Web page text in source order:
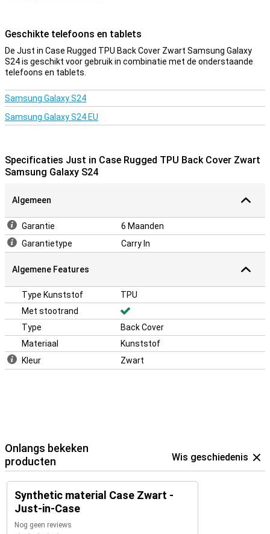
stootrand!
Een stevig hoesje voor een goede prijs
Doordat het hoesje van kunststof gemaakt is, biedt dit optimale
hoesjes vaak niet zo duur zijn als andere hoesjes.
Geschikte telefoons en tablets
De Just in Case Rugged TPU Back Cover Zwart Samsung Galaxy
S24 is geschikt voor gebruik in combinatie met de onderstaande
telefoons en tablets.
Samsung Galaxy S24
Samsung Galaxy S24 EU
Specificaties Just in Case Rugged TPU Back Cover Zwart
Samsung Galaxy S24
Algemeen
Garantie
6 Maanden
Garantietype
Carry In
Algemene Features
Type Kunststof
TPU
Met stootrand
Type
Back Cover
Materiaal
Kunststof
Kleur
Zwart
Onlangs bekeken
producten
Wis geschiedenis
Synthetic material Case Zwart -
Just-in-Case
Nog geen reviews